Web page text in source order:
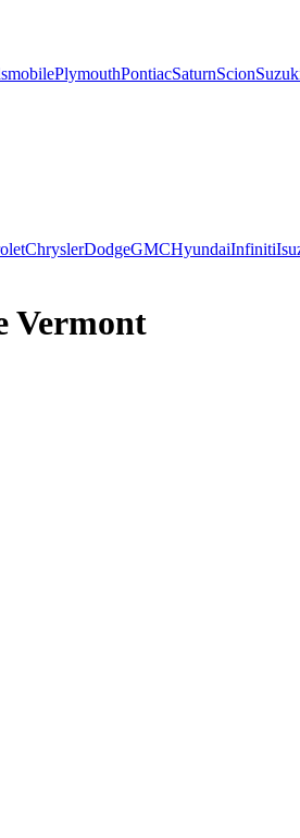
PlymouthPontiacSaturnScion
ChryslerDodgeGMCHyundaiInfiniti
Vermont